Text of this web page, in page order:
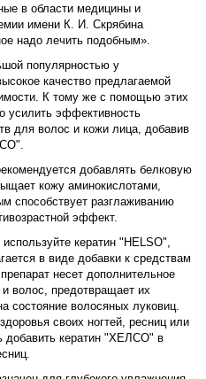
в области медицины и
имени К. И. Скрябина
надо лечить подобным».
популярностью у
качество предлагаемой
К тому же с помощью этих
усилить эффективность
для волос и кожи лица, добавив
добавлять белковую
кожу аминокислотами,
способствует разглаживанию
эффект.
кератин "HELSO",
в виде добавки к средствам
несет дополнительное
волос, предотвращает их
состояние волосяных луковиц.
своих ногтей, ресниц или
добавить кератин "ХЕЛСО" в